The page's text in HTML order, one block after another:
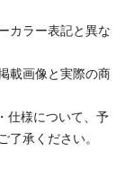
カラー表記と異な
載画像と実際の商
仕様について、予
承ください。